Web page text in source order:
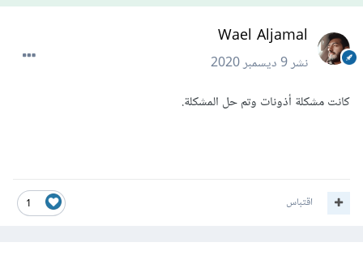
Wael Aljamal
نشر9 ديسمبر 2020
كانت مشكلة أذونات وتم حل المشكلة.
1 اقتباس